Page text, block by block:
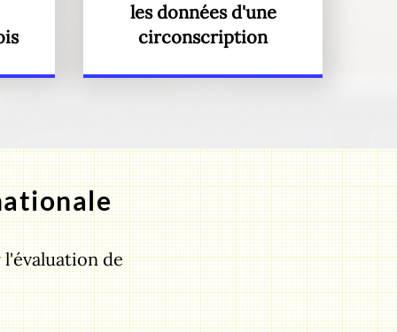
les données d'une
circonscription
de